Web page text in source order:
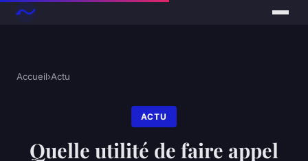
Accueil›Actu
ACTU
Quelle utilité de faire appel